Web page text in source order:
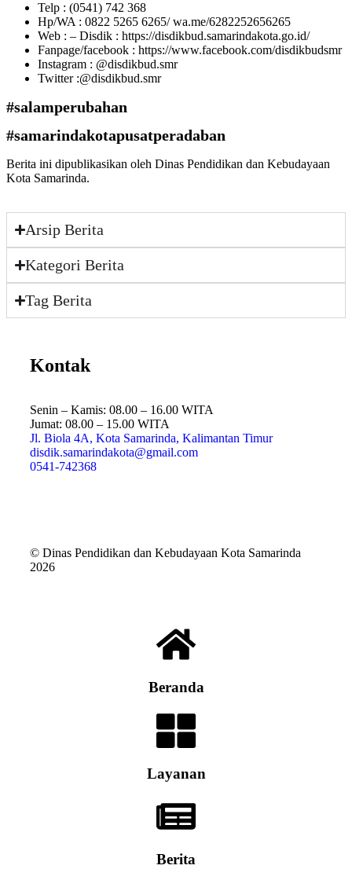
Telp : (0541) 742 368
Hp/WA : 0822 5265 6265/ wa.me/6282252656265
Web : – Disdik : https://disdikbud.samarindakota.go.id/
Fanpage/facebook : https://www.facebook.com/disdikbudsmr
Instagram : @disdikbud.smr
Twitter :@disdikbud.smr
#salamperubahan
#samarindakotapusatperadaban
Berita ini dipublikasikan oleh Dinas Pendidikan dan Kebudayaan
Kota Samarinda.
Arsip Berita
Kategori Berita
Tag Berita
Kontak
Senin – Kamis: 08.00 – 16.00 WITA
Jumat: 08.00 – 15.00 WITA
Jl. Biola 4A, Kota Samarinda, Kalimantan Timur
disdik.samarindakota@gmail.com
0541-742368
© Dinas Pendidikan dan Kebudayaan Kota Samarinda
2026
Beranda
Layanan
Berita